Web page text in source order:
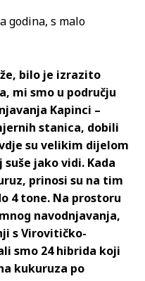
godina, s malo
bilo je izrazito
mi smo u području
Kapinci –
stanica, dobili
su velikim dijelom
jako vidi. Kada
prinosi su na tim
4 tone. Na prostoru
navodnjavanja,
s Virovitičko-
smo 24 hibrida koji
kukuruza po